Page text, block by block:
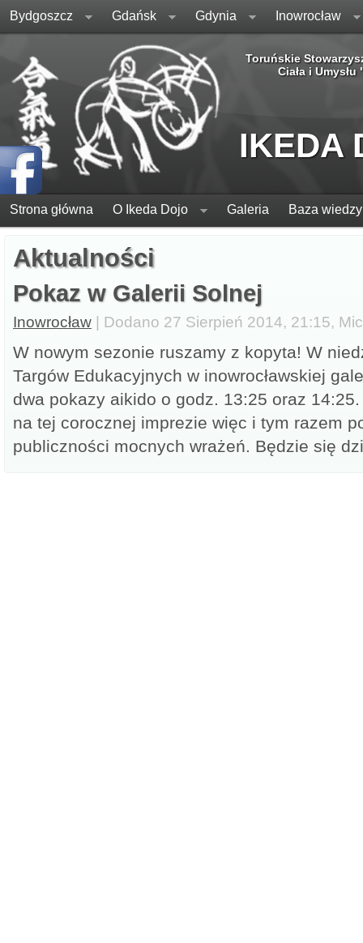
Bydgoszcz Gdańsk Gdynia Inowrocław
Toruńskie
Ciała i Umysłu
IKEDA
Strona główna O Ikeda Dojo Galeria Baza wiedzy
Aktualności
Pokaz w Galerii Solnej
Inowrocław | Dodano 27 Sierpień 2014, 21:15,
W nowym sezonie ruszamy z kopyta! W
Targów Edukacyjnych w inowrocławskiej
dwa pokazy aikido o godz. 13:25 oraz
na tej corocznej imprezie więc i tym razem
publiczności mocnych wrażeń. Będzie się